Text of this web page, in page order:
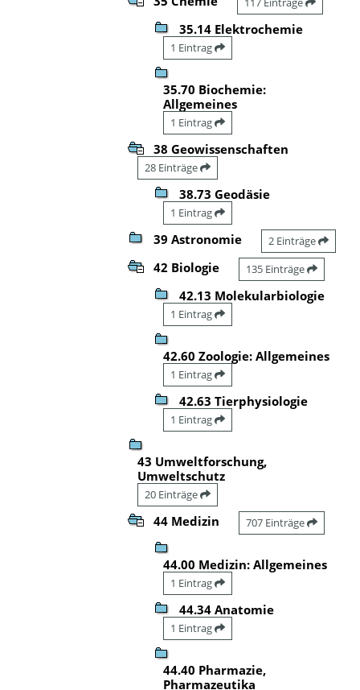
35.14 Elektrochemie
1 Eintrag
35.70 Biochemie:
Allgemeines
1 Eintrag
38 Geowissenschaften
28 Einträge
38.73 Geodäsie
1 Eintrag
39 Astronomie 2 Einträge
42 Biologie 135 Einträge
42.13 Molekularbiologie
1 Eintrag
42.60 Zoologie: Allgemeines
1 Eintrag
42.63 Tierphysiologie
1 Eintrag
43 Umweltforschung,
Umweltschutz
20 Einträge
44 Medizin 707 Einträge
44.00 Medizin: Allgemeines
1 Eintrag
44.34 Anatomie
1 Eintrag
44.40 Pharmazie,
Pharmazeutika